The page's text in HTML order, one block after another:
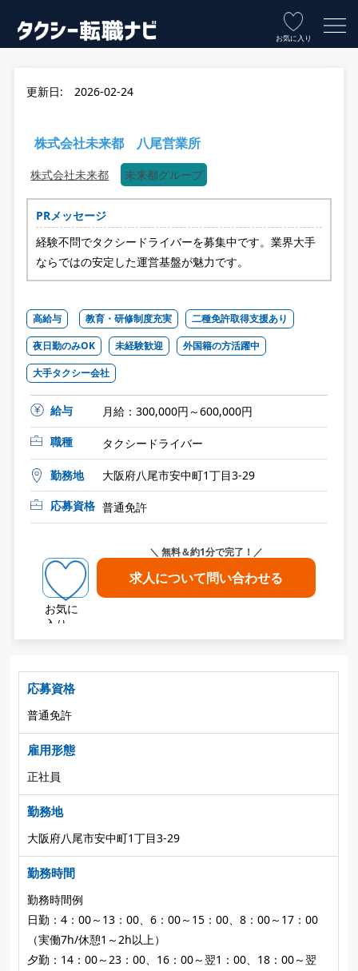
お気に入り
更新日: 2026-02-24
株式会社未来都 八尾営業所
株式会社未来都 未来都グループ
PRメッセージ
経験不問でタクシードライバーを募集中です。業界大手
ならではの安定した運営基盤が魅力です。
高給与 教育・研修制度充実
二種免許取得支援あり
夜日勤のみOK
未経験歓迎
外国籍の方活躍中
大手タクシー会社
給与
月給：300,000円～600,000円
職種
タクシードライバー
勤務地
大阪府八尾市安中町1丁目3-29
応募資格 普通免許
お気に
入り
＼ 無料＆約1分で完了！／
求人について問い合わせる
応募資格
普通免許
雇用形態
正社員
勤務地
大阪府八尾市安中町1丁目3-29
勤務時間
勤務時間例
日勤：4：00～13：00、6：00～15：00、8：00～17：00
（実働7h/休憩1～2h以上）
夕勤：14：00～23：00、16：00～翌1：00、18：00～翌